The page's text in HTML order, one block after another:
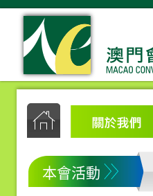
本會活動